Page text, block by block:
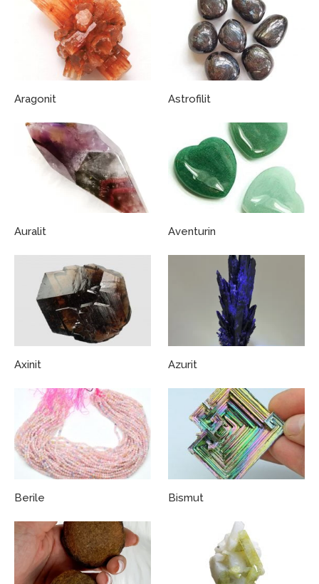
Aragonit Astrofilit
Auralit Aventurin
Axinit Azurit
Berile Bismut